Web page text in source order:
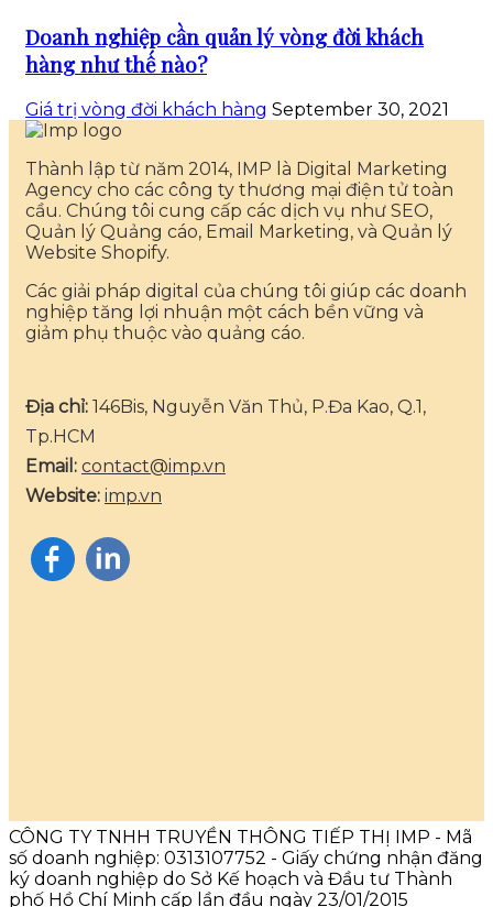
Doanh nghiệp cần quản lý vòng đời khách
hàng như thế nào?
Giá trị vòng đời khách hàng September 30, 2021
Thành lập từ năm 2014, IMP là Digital Marketing
Agency cho các công ty thương mại điện tử toàn
cầu. Chúng tôi cung cấp các dịch vụ như SEO,
Quản lý Quảng cáo, Email Marketing, và Quản lý
Website Shopify.
Các giải pháp digital của chúng tôi giúp các doanh
nghiệp tăng lợi nhuận một cách bền vững và
giảm phụ thuộc vào quảng cáo.
Địa chỉ: 146Bis, Nguyễn Văn Thủ, P.Đa Kao, Q.1,
Tp.HCM
Email: contact@imp.vn
Website: imp.vn
CÔNG TY TNHH TRUYỀN THÔNG TIẾP THỊ IMP - Mã
số doanh nghiệp: 0313107752 - Giấy chứng nhận đăng
ký doanh nghiệp do Sở Kế hoạch và Đầu tư Thành
phố Hồ Chí Minh cấp lần đầu ngày 23/01/2015